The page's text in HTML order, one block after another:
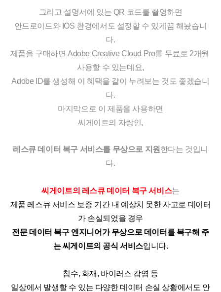
그리고 설명서에 있는 QR 코드를 촬영하면
안드로이드와 IOS 환경에서도 설정할 수 있게끔 해놨습니
다.
제품을 구매하면 Adobe Creative Cloud Pro를 무료로 2개월
사용할 수 있는데요,
Adobe ID를 생성해 이 혜택을 같이 누려보는 것도 좋겠습니
다.
마지막으로 이 제품을 사용하면
씨게이트의 자랑인,
레스큐 데이터 복구 서비스를 무상으로 지원 한다는 것입니
다.
씨게이트의 레스큐 데이터 복구 서비스는
제품 레스큐 서비스 보증 기간 내 예상치 못한 사고로 데이터
가 손실되었을 경우
전문 데이터 복구 엔지니어가 무상으로 데이터를 복구해 주
는 씨게이트의 공식 서비스입니다.
침수, 화재, 바이러스 감염 등
일상에서 발생할 수 있는 다양한 데이터 손실 상황에서도 안